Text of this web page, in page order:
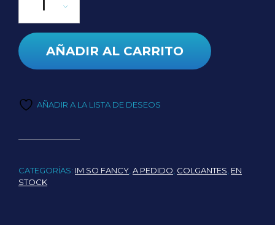
AÑADIR AL CARRITO
AÑADIR A LA LISTA DE DESEOS
CATEGORÍAS: IM SO FANCY A PEDIDO COLGANTES EN
STOCK